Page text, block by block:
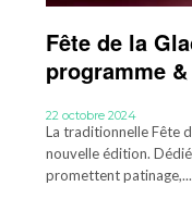
Fête de la
programme
22 octobre 2024
La traditionnelle Fête
nouvelle édition.
promettent patinage,...